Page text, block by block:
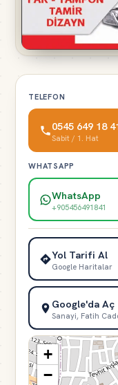
TELEFON
0545 649 18
Sabit / 1. Hat
WHATSAPP
WhatsApp
+905456491841
Yol Tarifi Al
Google Haritalar
Google'da Aç
Sanayi, Fatih
+
−